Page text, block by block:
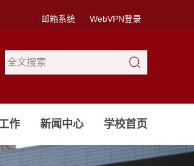
邮箱系统 WebVPN登录
作 新闻中心 学校首页